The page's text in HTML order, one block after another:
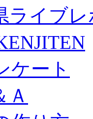
ライブ
ケート
Ａ